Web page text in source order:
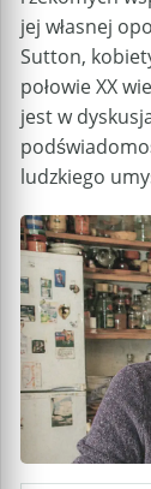
jej własnej
Sutton,
połowie XX
jest w
ludzkiego